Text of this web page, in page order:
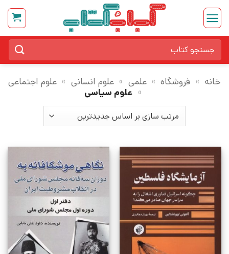
Skip
content
برای:
خانه » فروشگاه » علمی » علوم انسانی » علوم اجتماعی
» علوم سیاسی